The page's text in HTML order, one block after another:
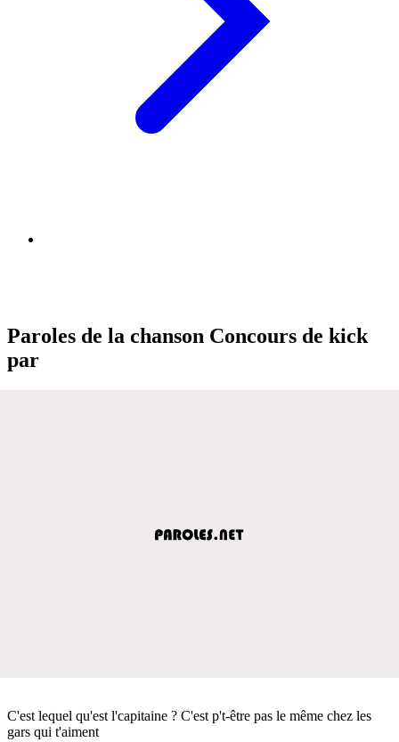
Paroles de la chanson Concours de kick
par
C'est lequel qu'est l'capitaine ? C'est p't-être pas le même chez les
gars qui t'aiment